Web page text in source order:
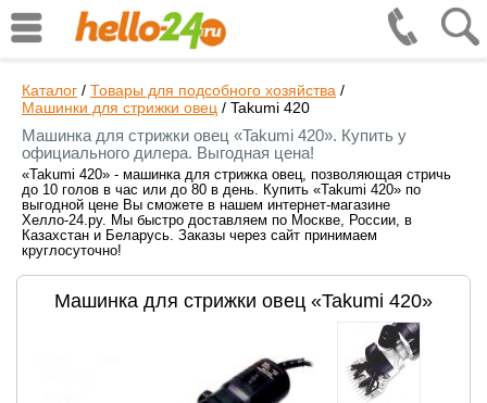
Каталог / Товары для подсобного хозяйства /
Машинки для стрижки овец / Takumi 420
Машинка для стрижки овец «Takumi 420». Купить у
официального дилера. Выгодная цена!
«Takumi 420» - машинка для стрижка овец, позволяющая стричь
до 10 голов в час или до 80 в день. Купить «Takumi 420» по
выгодной цене Вы сможете в нашем интернет-магазине
Хелло-24.ру. Мы быстро доставляем по Москве, России, в
Казахстан и Беларусь. Заказы через сайт принимаем
круглосуточно!
Машинка для стрижки овец «Takumi 420»